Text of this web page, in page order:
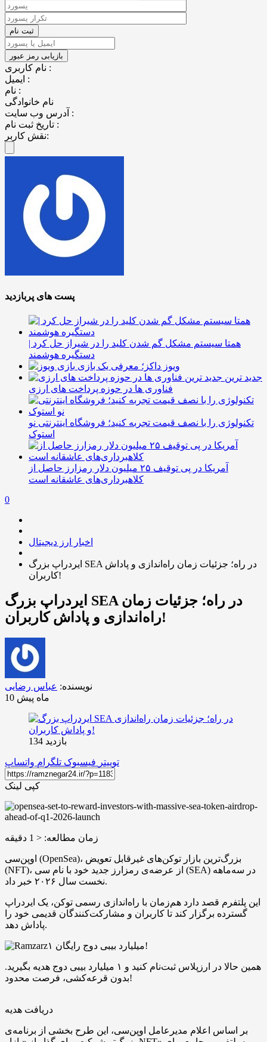
نام کاربری :
ایمیل :
نام :
نام خانوادگی
آدرس وب سایت :
تاریخ ثبت نام :
نقش کاربر:
پست های پربازدید
همتا سیستم مشکل گم شدن کلید را در شیراز حل کرد |
دستگیره هوشمند
ویوز داکز؛ معرفی یک بازی
جدید ترین
فناوری ها در حوزه پرداخت های ارزی
تکنولوژی را با نصف قیمت تجربه کنید؛ فروشگاه اینترنتی نو
استوک
آمریکا در پی توقیف ۲۵ میلیون دلار رمزارز حاصل از
کلاهبرداری‌های عاشقانه است
0
اخبار ارز دیجیتال
ایردراپ بزرگ SEA در راه؛ جزئیات زمان راه‌اندازی و پاداش
کاربران!
ایردراپ بزرگ SEA در راه؛ جزئیات زمان
راه‌اندازی و پاداش کاربران!
نویسنده: عباس رضایی
10 ماه پیش
بازدید 134
توییتر فیسبوک تلگرام واتساپ
کپی لینک
زمان مطالعه: < 1 دقیقه
اوپن‌سی (OpenSea)، بزرگ‌ترین بازار توکن‌های غیرقابل تعویض
(NFT)، از عرضه‌ی رمزارز جدید خود با نام سی (SEA) در سه‌ماهه
نخست سال ۲۰۲۶ خبر داد.
این پلتفرم قصد دارد هم‌زمان با راه‌اندازی رسمی توکن، یک ایردراپ
گسترده برگزار کند تا کاربران و مشارکت‌کنندگان قدیمی خود را
پاداش دهد.
۱ میلیارد بیبی دوج رایگان!
همین حالا در ارزپلاس ثبت‌نام کنید و ۱ میلیارد بیبی دوج هدیه بگیرید.
بدون قرعه‌کشی، فرصت محدود!
دریافت هدیه
بر اساس اعلام مدیرعامل اوپن‌سی، این طرح بخشی از برنامه‌ی